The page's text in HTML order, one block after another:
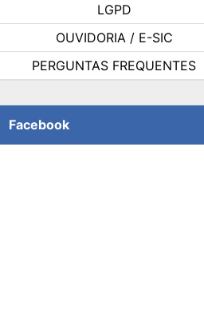
LGPD
OUVIDORIA / E-SIC
PERGUNTAS FREQUENTES
Facebook